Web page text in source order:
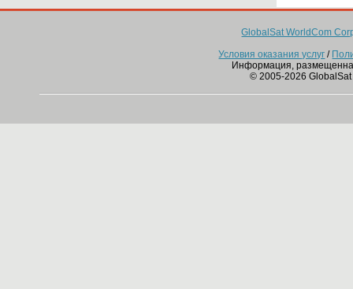
GlobalSat WorldCom
Условия оказания услуг /
Информация,
© 2005-2026